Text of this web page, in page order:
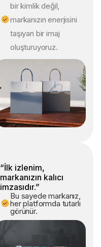
bir kimlik değil,
markanızın enerjisini
taşıyan bir imaj
oluşturuyoruz.
Bu sayede markanız,
her platformda tutarlı
görünür.
“İlk izlenim,
markanızın kalıcı
imzasıdır.”